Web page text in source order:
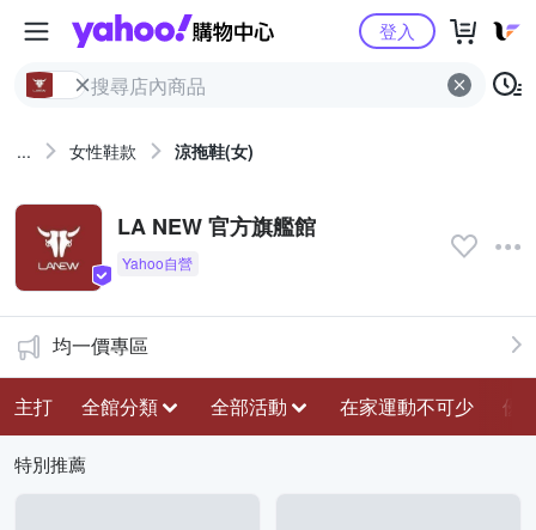
Yahoo購物中心
登入
... 女性鞋款 涼拖鞋(女)
LA NEW 官方旗艦館
均一價專區
主打 全館分類 全部活動 在家運動不可少 優
特別推薦